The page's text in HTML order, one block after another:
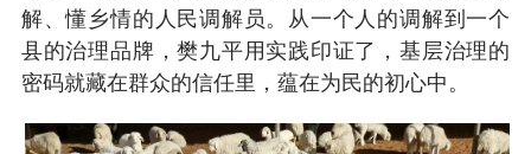
解、懂乡情的人民调解员。从一个人的调解到一个
县的治理品牌，樊九平用实践印证了，基层治理的
密码就藏在群众的信任里，蕴在为民的初心中。